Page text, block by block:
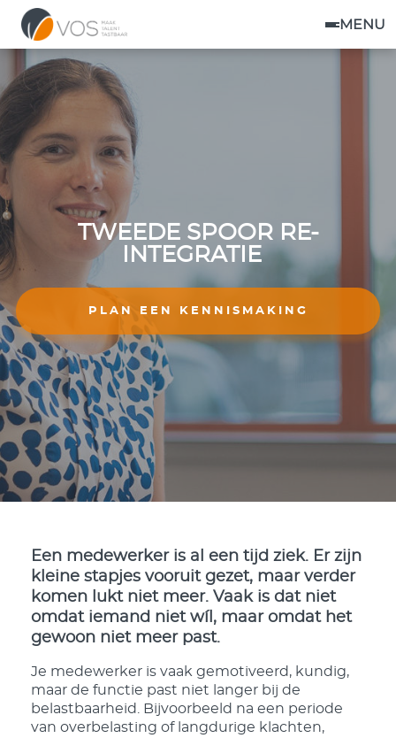
MENU
TWEEDE SPOOR RE-
INTEGRATIE
PLAN EEN KENNISMAKING
Een medewerker is al een tijd ziek. Er zijn
kleine stapjes vooruit gezet, maar verder
komen lukt niet meer. Vaak is dat niet
omdat iemand niet wíl, maar omdat het
gewoon niet meer past.
Je medewerker is vaak gemotiveerd, kundig,
maar de functie past niet langer bij de
belastbaarheid. Bijvoorbeeld na een periode
van overbelasting of langdurige klachten,